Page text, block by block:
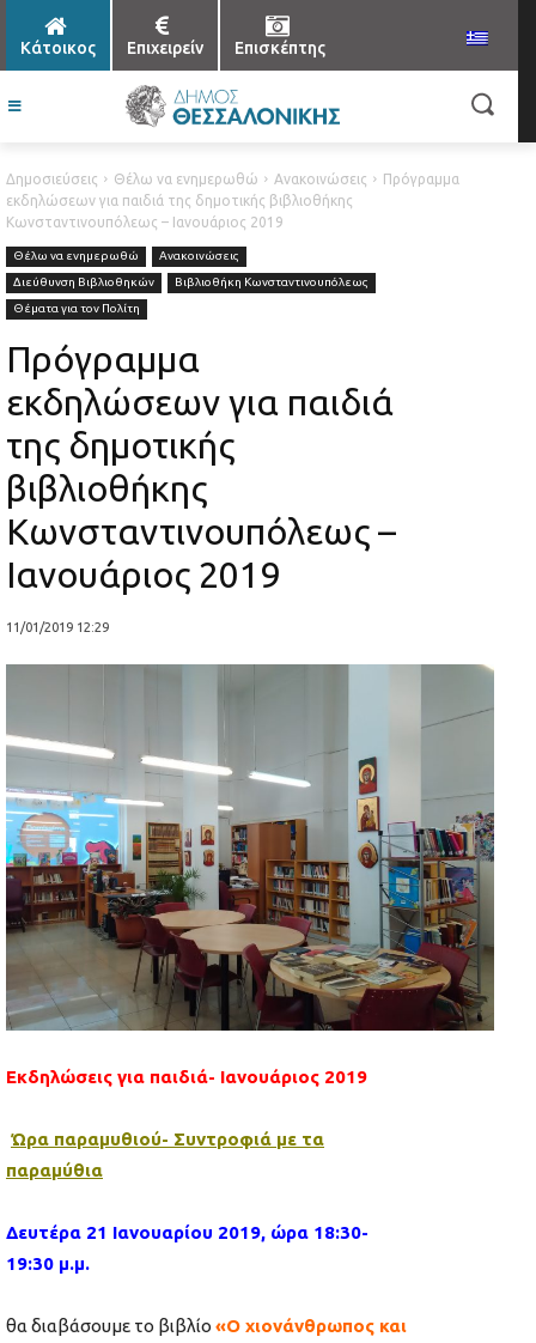
Κάτοικος Επιχειρείν Επισκέπτης
Δημοσιεύσεις Θέλω να ενημερωθώ Ανακοινώσεις
Πρόγραμμα
εκδηλώσεων για παιδιά της δημοτικής βιβλιοθήκης
Κωνσταντινουπόλεως – Ιανουάριος 2019
Θέλω να ενημερωθώ
Ανακοινώσεις
Διεύθυνση Βιβλιοθηκών
Βιβλιοθήκη Κωνσταντινουπόλεως
Θέματα για τον Πολίτη
Πρόγραμμα
εκδηλώσεων για παιδιά
της δημοτικής
βιβλιοθήκης
Κωνσταντινουπόλεως –
Ιανουάριος 2019
11/01/2019 12:29
Εκδηλώσεις για παιδιά- Ιανουάριος 2019
Ώρα παραμυθιού- Συντροφιά με τα
παραμύθια
Δευτέρα 21 Ιανουαρίου 2019, ώρα 18:30-
19:30 μ.μ.
θα διαβάσουμε το βιβλίο «Ο χιονάνθρωπος και